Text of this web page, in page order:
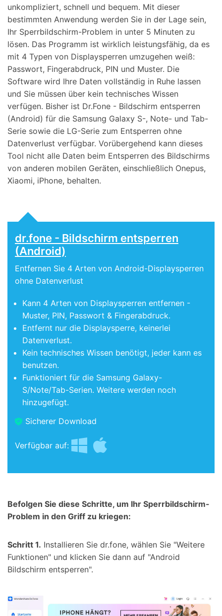
unkompliziert, schnell und bequem. Mit dieser
bestimmten Anwendung werden Sie in der Lage sein,
Ihr Sperrbildschirm-Problem in unter 5 Minuten zu
lösen. Das Programm ist wirklich leistungsfähig, da es
mit 4 Typen von Displaysperren umzugehen weiß:
Passwort, Fingerabdruck, PIN und Muster. Die
Software wird Ihre Daten vollständig in Ruhe lassen
und Sie müssen über kein technisches Wissen
verfügen. Bisher ist Dr.Fone - Bildschirm entsperren
(Android) für die Samsung Galaxy S-, Note- und Tab-
Serie sowie die LG-Serie zum Entsperren ohne
Datenverlust verfügbar. Vorübergehend kann dieses
Tool nicht alle Daten beim Entsperren des Bildschirms
von anderen mobilen Geräten, einschließlich Onepus,
Xiaomi, iPhone, behalten.
dr.fone - Bildschirm entsperren
(Android)
Entfernen Sie 4 Arten von Android-Displaysperren
ohne Datenverlust
Kann 4 Arten von Displaysperren entfernen -
Muster, PIN, Passwort & Fingerabdruck.
Entfernt nur die Displaysperre, keinerlei
Datenverlust.
Kein technisches Wissen benötigt, jeder kann es
benutzen.
Funktioniert für die Samsung Galaxy-
S/Note/Tab-Serien. Weitere werden noch
hinzugefügt.
Sicherer Download
Verfügbar auf:
Befolgen Sie diese Schritte, um Ihr Sperrbildschirm-
Problem in den Griff zu kriegen:
Schritt 1. Installieren Sie dr.fone, wählen Sie "Weitere
Funktionen" und klicken Sie dann auf "Android
Bildschirm entsperren".